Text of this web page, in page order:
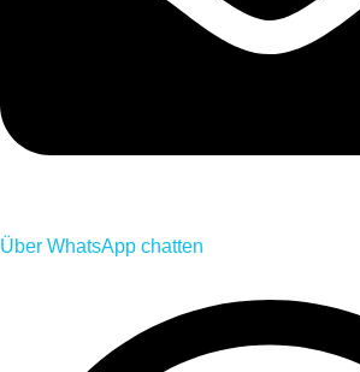
Über WhatsApp chatten